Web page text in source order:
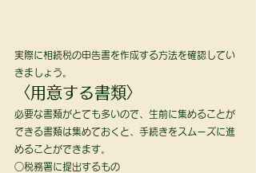
実際に相続税の申告書を作成する方法を確認してい
きましょう。
〈用意する書類〉
必要な書類がとても多いので、生前に集めることが
できる書類は集めておくと、手続きをスムーズに進
めることができます。
○税務署に提出するもの